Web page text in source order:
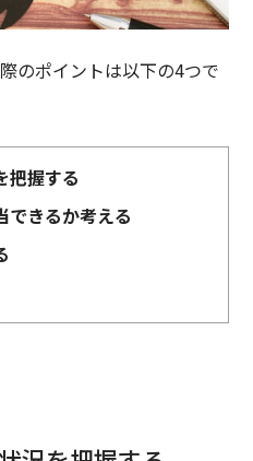
のポイントは以下の4つで
把握する
できるか考える